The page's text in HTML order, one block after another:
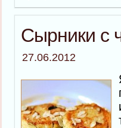
Сырники с
27.06.2012